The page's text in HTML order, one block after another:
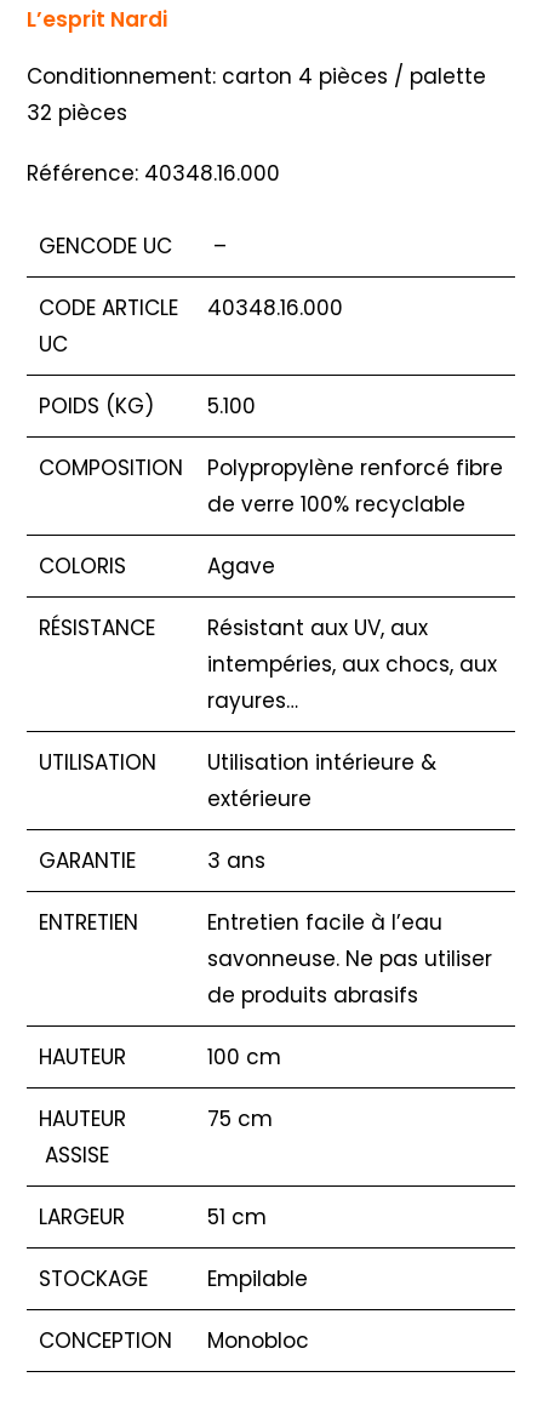
L’esprit Nardi
Conditionnement: carton 4 pièces / palette
32 pièces
Référence: 40348.16.000
GENCODE UC –
CODE ARTICLE
UC
40348.16.000
POIDS (KG) 5.100
COMPOSITION
Polypropylène renforcé fibre
de verre 100% recyclable
COLORIS Agave
RÉSISTANCE
Résistant aux UV, aux
intempéries, aux chocs, aux
rayures…
UTILISATION
Utilisation intérieure &
extérieure
GARANTIE 3 ans
ENTRETIEN
Entretien facile à l’eau
savonneuse. Ne pas utiliser
de produits abrasifs
HAUTEUR 100 cm
HAUTEUR
ASSISE
75 cm
LARGEUR 51 cm
STOCKAGE Empilable
CONCEPTION Monobloc